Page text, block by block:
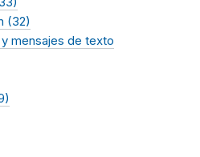
(32)
mensajes de texto